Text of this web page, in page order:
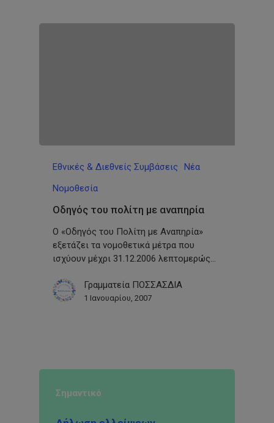
Εθνικές & Διεθνείς Συμβάσεις
Νέα
Νομοθεσία
Οδηγός του πολίτη με αναπηρία
Ο «Οδηγός του Πολίτη με Αναπηρία»
εξετάζει τα νομοθετικά μέτρα που
ισχύουν μέχρι 31.12.2006 λεπτομερώς…
Γραμματεία ΠΟΣΣΑΣΔΙΑ
1 Ιανουαρίου, 2007
Σημαντικό